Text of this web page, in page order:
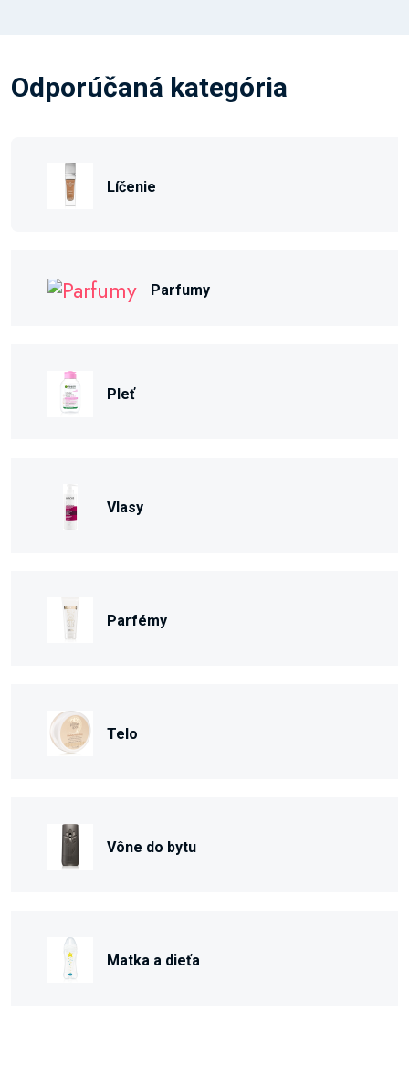
Odporúčaná kategória
Líčenie
Parfumy
Pleť
Vlasy
Parfémy
Telo
Vône do bytu
Matka a dieťa